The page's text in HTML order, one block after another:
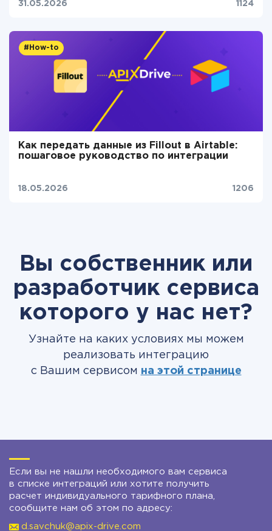
31.05.2026 1124
#How-to
Как передать данные из Fillout в Airtable:
пошаговое руководство по интеграции
18.05.2026 1206
Вы собственник или
разработчик сервиса
которого у нас нет?
Узнайте на каких условиях мы можем
реализовать интеграцию
с Вашим сервисом на этой странице
Если вы не нашли необходимого вам сервиса
в списке интеграций или хотите получить
расчет индивидуального тарифного плана,
сообщите нам об этом по адресу:
d.savchuk@apix-drive.com